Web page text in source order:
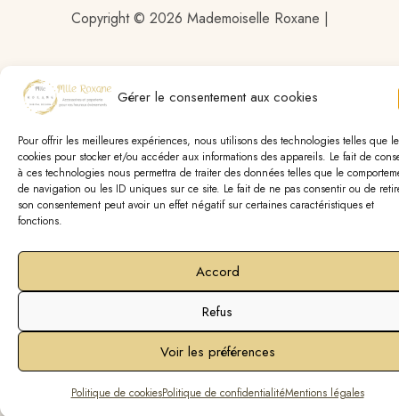
Gérer le consentement aux cookies
Pour offrir les meilleures expériences, nous utilisons des technologies telles que
cookies pour stocker et/ou accéder aux informations des appareils. Le fait de
à ces technologies nous permettra de traiter des données telles que le
de navigation ou les ID uniques sur ce site. Le fait de ne pas consentir ou de
son consentement peut avoir un effet négatif sur certaines caractéristiques et
fonctions.
Accord
Refus
Voir les préférences
Politique de cookiesPolitique de confidentialitéMentions légales
Copyright © 2026 Mademoiselle Roxane |